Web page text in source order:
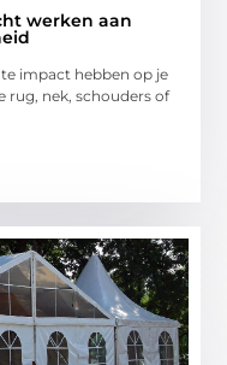
werken aan
impact hebben op je
rug, nek, schouders of